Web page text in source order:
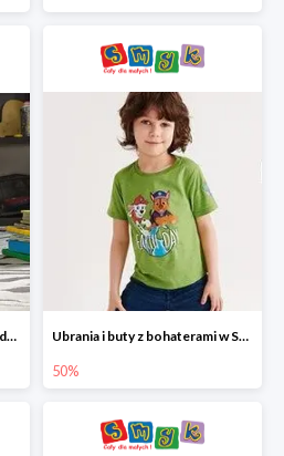
Pierwsze książeczki w Smyku do -45% Ubrania i buty z bohaterami w Smyku do -50%
50%